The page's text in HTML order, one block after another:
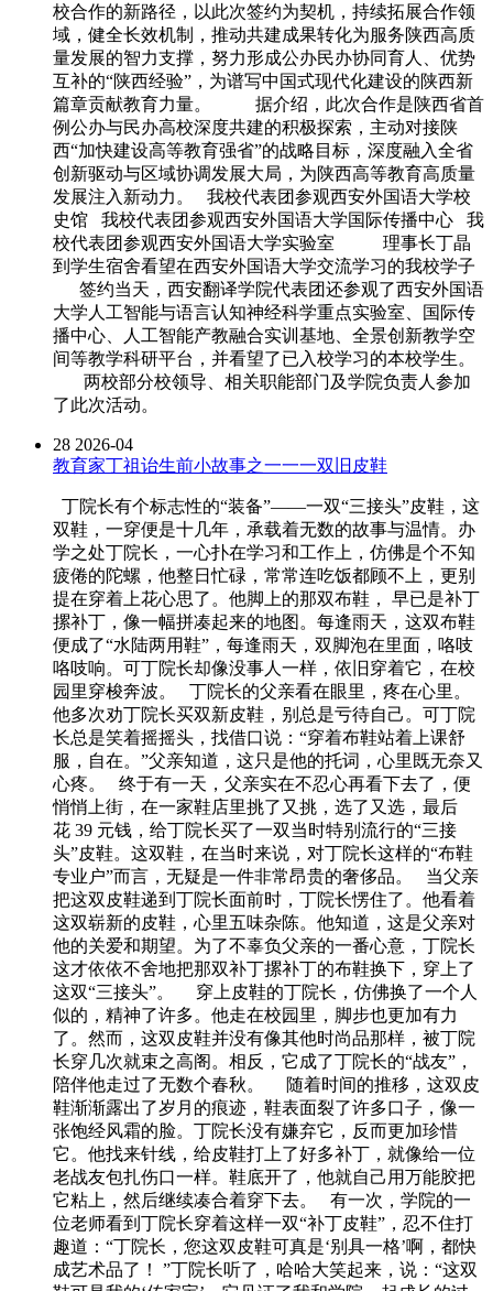
校合作的新路径，以此次签约为契机，持续拓展合作领
域，健全长效机制，推动共建成果转化为服务陕西高质
量发展的智力支撑，努力形成公办民办协同育人、优势
互补的“陕西经验”，为谱写中国式现代化建设的陕西新
篇章贡献教育力量。 据介绍，此次合作是陕西省首
例公办与民办高校深度共建的积极探索，主动对接陕
西“加快建设高等教育强省”的战略目标，深度融入全省
创新驱动与区域协调发展大局，为陕西高等教育高质量
发展注入新动力。 我校代表团参观西安外国语大学校
史馆 我校代表团参观西安外国语大学国际传播中心 我
校代表团参观西安外国语大学实验室 理事长丁晶
到学生宿舍看望在西安外国语大学交流学习的我校学子
签约当天，西安翻译学院代表团还参观了西安外国语
大学人工智能与语言认知神经科学重点实验室、国际传
播中心、人工智能产教融合实训基地、全景创新教学空
间等教学科研平台，并看望了已入校学习的本校学生。
两校部分校领导、相关职能部门及学院负责人参加
了此次活动。
28 2026-04
教育家丁祖诒生前小故事之一一一双旧皮鞋
丁院长有个标志性的“装备”——一双“三接头”皮鞋，这
双鞋，一穿便是十几年，承载着无数的故事与温情。办
学之处丁院长，一心扑在学习和工作上，仿佛是个不知
疲倦的陀螺，他整日忙碌，常常连吃饭都顾不上，更别
提在穿着上花心思了。他脚上的那双布鞋， 早已是补丁
摞补丁，像一幅拼凑起来的地图。每逢雨天，这双布鞋
便成了“水陆两用鞋”，每逢雨天，双脚泡在里面，咯吱
咯吱响。可丁院长却像没事人一样，依旧穿着它，在校
园里穿梭奔波。 丁院长的父亲看在眼里，疼在心里。
他多次劝丁院长买双新皮鞋，别总是亏待自己。可丁院
长总是笑着摇摇头，找借口说：“穿着布鞋站着上课舒
服，自在。”父亲知道，这只是他的托词，心里既无奈又
心疼。 终于有一天，父亲实在不忍心再看下去了，便
悄悄上街，在一家鞋店里挑了又挑，选了又选，最后
花 39 元钱，给丁院长买了一双当时特别流行的“三接
头”皮鞋。这双鞋，在当时来说，对丁院长这样的“布鞋
专业户”而言，无疑是一件非常昂贵的奢侈品。 当父亲
把这双皮鞋递到丁院长面前时，丁院长愣住了。他看着
这双崭新的皮鞋，心里五味杂陈。他知道，这是父亲对
他的关爱和期望。为了不辜负父亲的一番心意，丁院长
这才依依不舍地把那双补丁摞补丁的布鞋换下，穿上了
这双“三接头”。 穿上皮鞋的丁院长，仿佛换了一个人
似的，精神了许多。他走在校园里，脚步也更加有力
了。然而，这双皮鞋并没有像其他时尚品那样，被丁院
长穿几次就束之高阁。相反，它成了丁院长的“战友”，
陪伴他走过了无数个春秋。 随着时间的推移，这双皮
鞋渐渐露出了岁月的痕迹，鞋表面裂了许多口子，像一
张饱经风霜的脸。丁院长没有嫌弃它，反而更加珍惜
它。他找来针线，给皮鞋打上了好多补丁，就像给一位
老战友包扎伤口一样。鞋底开了，他就自己用万能胶把
它粘上，然后继续凑合着穿下去。 有一次，学院的一
位老师看到丁院长穿着这样一双“补丁皮鞋”，忍不住打
趣道：“丁院长，您这双皮鞋可真是‘别具一格’啊，都快
成艺术品了！ ”丁院长听了，哈哈大笑起来，说：“这双